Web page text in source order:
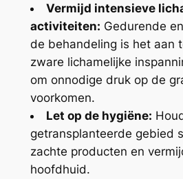
Vermijd intensieve
activiteiten: Gedurende
de behandeling is het aan
zware lichamelijke
om onnodige druk op de
voorkomen.
Let op de hygiëne:
getransplanteerde gebied
zachte producten en
hoofdhuid.